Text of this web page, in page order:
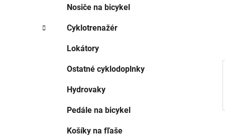
l
Nosiče na bicykel
Cyklotrenažér
Lokátory
Ostatné cyklodoplnky
Hydrovaky
Pedále na bicykel
Košíky na fľaše